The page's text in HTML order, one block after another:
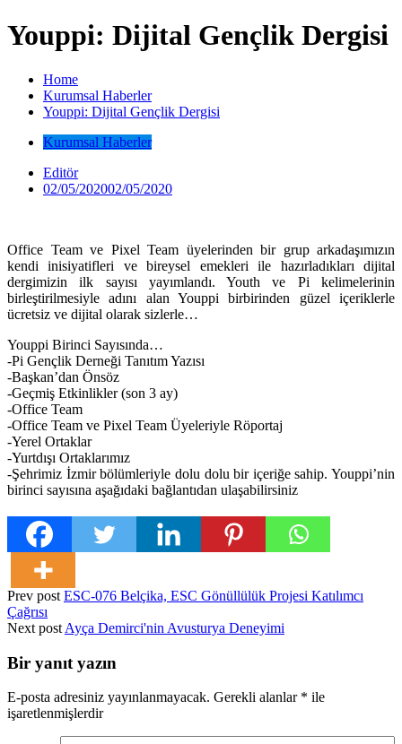
Youppi: Dijital Gençlik Dergisi
Home
Kurumsal Haberler
Youppi: Dijital Gençlik Dergisi
Kurumsal Haberler
Editör
02/05/202002/05/2020
Office Team ve Pixel Team üyelerinden bir grup arkadaşımızın
kendi inisiyatifleri ve bireysel emekleri ile hazırladıkları dijital
dergimizin ilk sayısı yayımlandı. Youth ve Pi kelimelerinin
birleştirilmesiyle adını alan Youppi birbirinden güzel içeriklerle
ücretsiz ve dijital olarak sizlerle…
Youppi Birinci Sayısında…
-Pi Gençlik Derneği Tanıtım Yazısı
-Başkan’dan Önsöz
-Geçmiş Etkinlikler (son 3 ay)
-Office Team
-Office Team ve Pixel Team Üyeleriyle Röportaj
-Yerel Ortaklar
-Yurtdışı Ortaklarımız
-Şehrimiz İzmir bölümleriyle dolu dolu bir içeriğe sahip. Youppi’nin
birinci sayısına aşağıdaki bağlantıdan ulaşabilirsiniz
Prev post ESC-076 Belçika, ESC Gönüllülük Projesi Katılımcı
Çağrısı
Next post Ayça Demirci'nin Avusturya Deneyimi
Bir yanıt yazın
E-posta adresiniz yayınlanmayacak. Gerekli alanlar * ile
işaretlenmişlerdir